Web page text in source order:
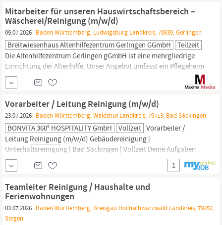
Betriebsführung von Küchen, hauswirtschaftliche
Mitarbeiter für unseren Hauswirtschaftsbereich –
Wäscherei/Reinigung (m/w/d)
09.07.2026 Baden Württemberg, Ludwigsburg Landkreis, 70839, Gerlingen
Breitwiesenhaus Altenhilfezentrum Gerlingen GGmbH
Teilzeit
Die Altenhilfezentrum Gerlingen gGmbH ist eine mehrgliedrige
Einrichtung der Altenhilfe. Unser Angebot umfasst ein Pflegeheim
mit Tagespflege, betreutes Wohnen und 3 Wohngemeinschaften
für Menschen mit unterschiedlichem Unterstützungsbedarf. Wir
suchen ab sofort einen Mitarbeiter für unseren
Hauswirtschaftsbereich– Wäscherei/Reinigung(m/w/d) in
Teilzeit 60%
Vorarbeiter / Leitung Reinigung (m/w/d)
23.07.2026 Baden Württemberg, Waldshut Landkreis, 79713, Bad Säckingen
BONVITA 360° HOSPITALITY GmbH Vollzeit Vorarbeiter /
Leitung Reinigung (m/w/d) Gebäudereinigung |
Unterhaltsreinigung | Bad Säckingen | Vollzeit Deine Aufgaben
Organisation und Koordination der täglichen Abläufe im
ReinigungsteamPlanung von Einsätzen, Dienstplänen und
Vertretungen Sicherstellung der Material-, Wäsche- und
Reinigungsmittelversorgung ...
1
Teamleiter Reinigung / Haushalte und
Ferienwohnungen
03.07.2026 Baden Württemberg, Breisgau Hochschwarzwald Landkreis, 79252,
Stegen